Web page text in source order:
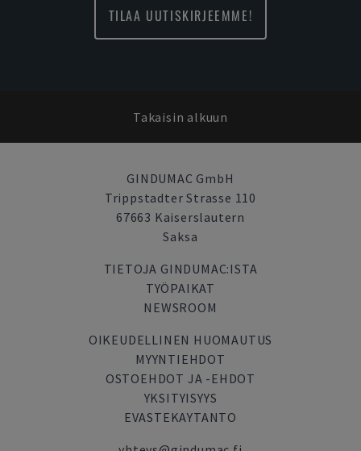
TILAA UUTISKIRJEEMME!
Takaisin alkuun
GINDUMAC GmbH
Trippstadter Strasse 110
67663 Kaiserslautern
Saksa
TIETOJA GINDUMAC:ISTA
TYÖPAIKAT
NEWSROOM
OIKEUDELLINEN HUOMAUTUS
MYYNTIEHDOT
OSTOEHDOT JA -EHDOT
YKSITYISYYS
EVASTEKAYTANTO